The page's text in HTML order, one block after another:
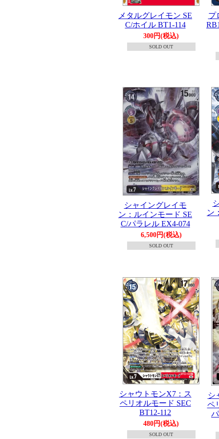
メタルグレイモン SE
C/ホイル BT1-114
300円(税込)
SOLD OUT
プ
シャイングレイモ
ン：ルインモード SE
C/パラレル EX4-074
6,500円(税込)
SOLD OUT
ン
シャウトモンX7：ス
ペリオルモード SEC
BT12-112
480円(税込)
SOLD OUT
シ
ペ